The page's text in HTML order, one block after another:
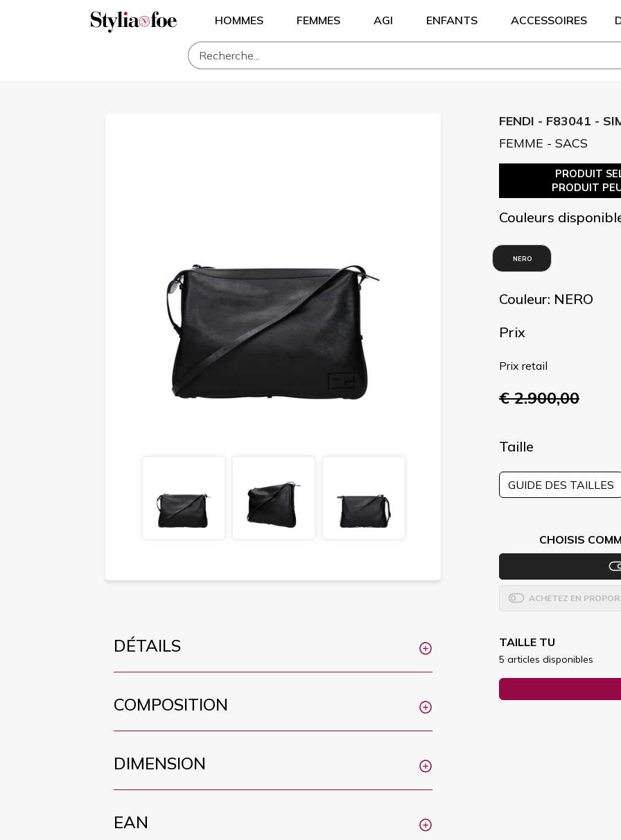
HOMMES FEMMES AGI ENFANTS ACCESSOIRES
DÉTAILS
COMPOSITION
DIMENSION
EAN
FENDI - F83041 -
FEMME - SACS
PRODUIT
PRODUIT
Couleurs
NERO
Couleur: NERO
Prix
Prix retail
€ 2.900,00
Taille
GUIDE DES TAILLES
CHOISIS
ACHETEZ EN
TAILLE TU
5 articles disponibles